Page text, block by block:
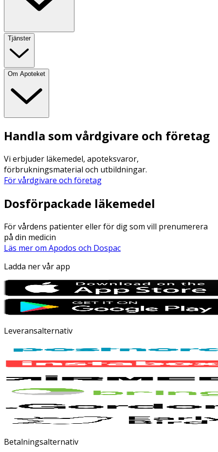
Tjänster
Om Apoteket
Handla som vårdgivare och företag
Vi erbjuder läkemedel, apoteksvaror,
förbrukningsmaterial och utbildningar.
För vårdgivare och företag
Dosförpackade läkemedel
För vårdens patienter eller för dig som vill prenumerera
på din medicin
Läs mer om Apodos och Dospac
Ladda ner vår app
Leveransalternativ
Betalningsalternativ